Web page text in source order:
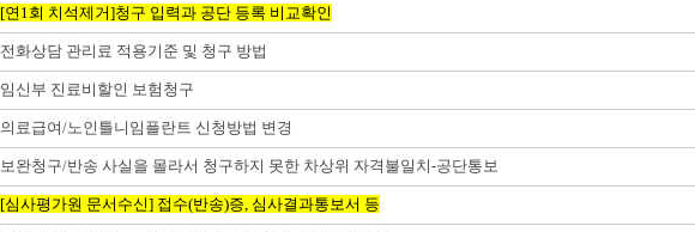
[연1회 치석제거]청구 입력과 공단 등록 비교확인
전화상담 관리료 적용기준 및 청구 방법
임신부 진료비할인 보험청구
의료급여/노인틀니임플란트 신청방법 변경
보완청구/반송 사실을 몰라서 청구하지 못한 차상위 자격불일치-공단통보
[심사평가원 문서수신] 접수(반송)증, 심사결과통보서 등